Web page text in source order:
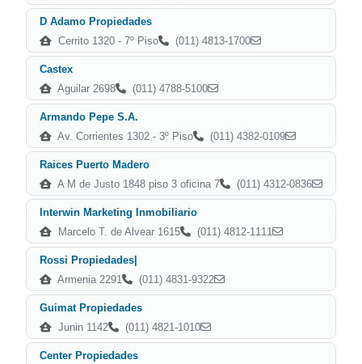
D Adamo Propiedades
Cerrito 1320 - 7º Piso
(011) 4813-1700
Castex
Aguilar 2698
(011) 4788-5100
Armando Pepe S.A.
Av. Corrientes 1302 - 3º Piso
(011) 4382-0109
Raices Puerto Madero
A M de Justo 1848 piso 3 oficina 7
(011) 4312-0836
Interwin Marketing Inmobiliario
Marcelo T. de Alvear 1615
(011) 4812-1111
Rossi Propiedades|
Armenia 2291
(011) 4831-9322
Guimat Propiedades
Junin 1142
(011) 4821-1010
Center Propiedades